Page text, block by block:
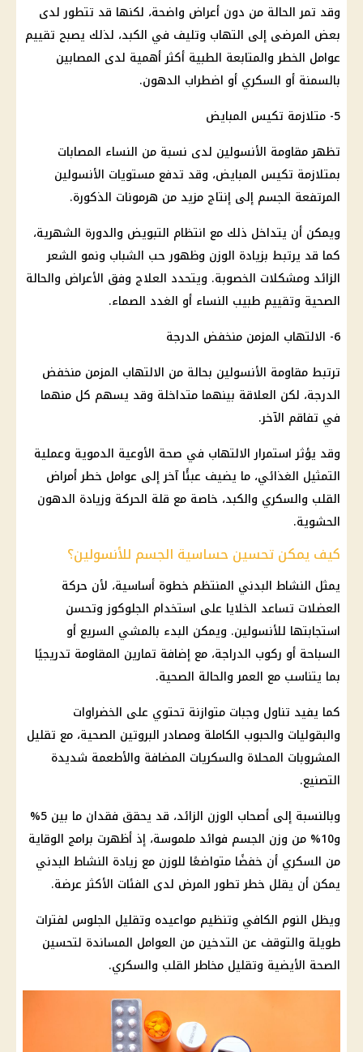
وقد تمر الحالة من دون أعراض واضحة، لكنها قد تتطور لدى
بعض المرضى إلى التهاب وتليف في الكبد، لذلك يصبح تقييم
عوامل الخطر والمتابعة الطبية أكثر أهمية لدى المصابين
بالسمنة أو السكري أو اضطراب الدهون.
5- متلازمة تكيس المبايض
تظهر مقاومة الأنسولين لدى نسبة من النساء المصابات
بمتلازمة تكيس المبايض، وقد تدفع مستويات الأنسولين
المرتفعة الجسم إلى إنتاج مزيد من هرمونات الذكورة.
ويمكن أن يتداخل ذلك مع انتظام التبويض والدورة الشهرية،
كما قد يرتبط بزيادة الوزن وظهور حب الشباب ونمو الشعر
الزائد ومشكلات الخصوبة. ويتحدد العلاج وفق الأعراض والحالة
الصحية وتقييم طبيب النساء أو الغدد الصماء.
6- الالتهاب المزمن منخفض الدرجة
ترتبط مقاومة الأنسولين بحالة من الالتهاب المزمن منخفض
الدرجة، لكن العلاقة بينهما متداخلة وقد يسهم كل منهما
في تفاقم الآخر.
وقد يؤثر استمرار الالتهاب في صحة الأوعية الدموية وعملية
التمثيل الغذائي، ما يضيف عبئًا آخر إلى عوامل خطر أمراض
القلب والسكري والكبد، خاصة مع قلة الحركة وزيادة الدهون
الحشوية.
كيف يمكن تحسين حساسية الجسم للأنسولين؟
يمثل النشاط البدني المنتظم خطوة أساسية، لأن حركة
العضلات تساعد الخلايا على استخدام الجلوكوز وتحسن
استجابتها للأنسولين. ويمكن البدء بالمشي السريع أو
السباحة أو ركوب الدراجة، مع إضافة تمارين المقاومة تدريجيًا
بما يتناسب مع العمر والحالة الصحية.
كما يفيد تناول وجبات متوازنة تحتوي على الخضراوات
والبقوليات والحبوب الكاملة ومصادر البروتين الصحية، مع تقليل
المشروبات المحلاة والسكريات المضافة والأطعمة شديدة
التصنيع.
وبالنسبة إلى أصحاب الوزن الزائد، قد يحقق فقدان ما بين 5%
و10% من وزن الجسم فوائد ملموسة، إذ أظهرت برامج الوقاية
من السكري أن خفضًا متواضعًا للوزن مع زيادة النشاط البدني
يمكن أن يقلل خطر تطور المرض لدى الفئات الأكثر عرضة.
ويظل النوم الكافي وتنظيم مواعيده وتقليل الجلوس لفترات
طويلة والتوقف عن التدخين من العوامل المساندة لتحسين
الصحة الأيضية وتقليل مخاطر القلب والسكري.